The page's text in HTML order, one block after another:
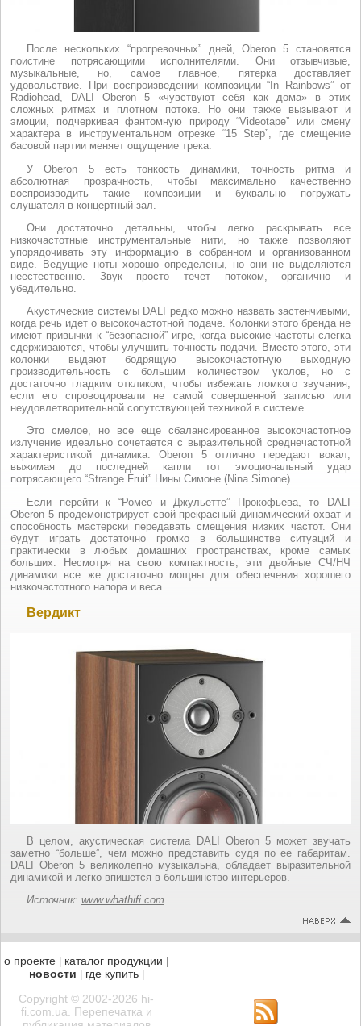
После нескольких “прогревочных” дней, Oberon 5 становятся
поистине потрясающими исполнителями. Они отзывчивые,
музыкальные, но, самое главное, пятерка доставляет
удовольствие. При воспроизведении композиции “In Rainbows” от
Radiohead, DALI Oberon 5 «чувствуют себя как дома» в этих
сложных ритмах и плотном потоке. Но они также вызывают и
эмоции, подчеркивая фантомную природу “Videotape” или смену
характера в инструментальном отрезке “15 Step”, где смещение
басовой партии меняет ощущение трека.
У Oberon 5 есть тонкость динамики, точность ритма и
абсолютная прозрачность, чтобы максимально качественно
воспроизводить такие композиции и буквально погружать
слушателя в концертный зал.
Они достаточно детальны, чтобы легко раскрывать все
низкочастотные инструментальные нити, но также позволяют
упорядочивать эту информацию в собранном и организованном
виде. Ведущие ноты хорошо определены, но они не выделяются
неестественно. Звук просто течет потоком, органично и
убедительно.
Акустические системы DALI редко можно назвать застенчивыми,
когда речь идет о высокочастотной подаче. Колонки этого бренда не
имеют привычки к “безопасной” игре, когда высокие частоты слегка
сдерживаются, чтобы улучшить точность подачи. Вместо этого, эти
колонки выдают бодрящую высокочастотную выходную
производительность с большим количеством уколов, но с
достаточно гладким откликом, чтобы избежать ломкого звучания,
если его спровоцировали не самой совершенной записью или
неудовлетворительной сопутствующей техникой в системе.
Это смелое, но все еще сбалансированное высокочастотное
излучение идеально сочетается с выразительной среднечастотной
характеристикой динамика. Oberon 5 отлично передают вокал,
выжимая до последней капли тот эмоциональный удар
потрясающего “Strange Fruit” Нины Симоне (Nina Simone).
Если перейти к “Ромео и Джульетте” Прокофьева, то DALI
Oberon 5 продемонстрирует свой прекрасный динамический охват и
способность мастерски передавать смещения низких частот. Они
будут играть достаточно громко в большинстве ситуаций и
практически в любых домашних пространствах, кроме самых
больших. Несмотря на свою компактность, эти двойные СЧ/НЧ
динамики все же достаточно мощны для обеспечения хорошего
низкочастотного напора и веса.
Вердикт
В целом, акустическая система DALI Oberon 5 может звучать
заметно “больше”, чем можно представить судя по ее габаритам.
DALI Oberon 5 великолепно музыкальна, обладает выразительной
динамикой и легко впишется в большинство интерьеров.
Источник: www.whathifi.com
о проекте каталог продукции
новости где купить|
Copyright © 2002-2026 hi-
fi.com.ua. Перепечатка и